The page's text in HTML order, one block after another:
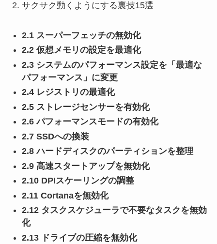
サクサク動くようにする裏技15選
2.1 スーパーフェッチの無効化
2.2 仮想メモリの設定を最適化
2.3 システムのパフォーマンス設定を「最適な
パフォーマンス」に変更
2.4 レジストリの最適化
2.5 ストレージセンサーを有効化
2.6 パフォーマンスモードの有効化
2.7 SSDへの換装
2.8 ハードディスクのパーティションを整理
2.9 高速スタートアップを無効化
2.10 DPIスケーリングの調整
2.11 Cortanaを無効化
2.12 タスクスケジューラで不要なタスクを無効
化
2.13 ドライブの圧縮を無効化